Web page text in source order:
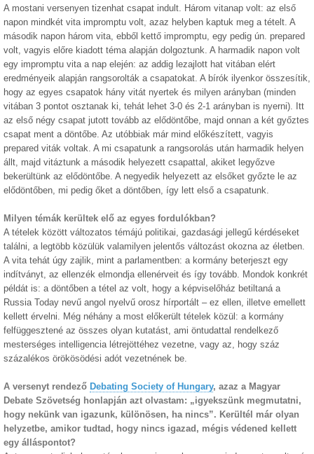
A mostani versenyen tizenhat csapat indult. Három vitanap volt: az első
napon mindkét vita impromptu volt, azaz helyben kaptuk meg a tételt. A
második napon három vita, ebből kettő impromptu, egy pedig ún. prepared
volt, vagyis előre kiadott téma alapján dolgoztunk. A harmadik napon volt
egy impromptu vita a nap elején: az addig lezajlott hat vitában elért
eredményeik alapján rangsorolták a csapatokat. A bírók ilyenkor összesítik,
hogy az egyes csapatok hány vitát nyertek és milyen arányban (minden
vitában 3 pontot osztanak ki, tehát lehet 3-0 és 2-1 arányban is nyerni). Itt
az első négy csapat jutott tovább az elődöntőbe, majd onnan a két győztes
csapat ment a döntőbe. Az utóbbiak már mind előkészített, vagyis
prepared viták voltak. A mi csapatunk a rangsorolás után harmadik helyen
állt, majd vitáztunk a második helyezett csapattal, akiket legyőzve
bekerültünk az elődöntőbe. A negyedik helyezett az elsőket győzte le az
elődöntőben, mi pedig őket a döntőben, így lett első a csapatunk.
Milyen témák kerültek elő az egyes fordulókban?
A tételek között változatos témájú politikai, gazdasági jellegű kérdéseket
találni, a legtöbb közülük valamilyen jelentős változást okozna az életben.
A vita tehát úgy zajlik, mint a parlamentben: a kormány beterjeszt egy
indítványt, az ellenzék elmondja ellenérveit és így tovább. Mondok konkrét
példát is: a döntőben a tétel az volt, hogy a képviselőház betiltaná a
Russia Today nevű angol nyelvű orosz hírportált – ez ellen, illetve emellett
kellett érvelni. Még néhány a most előkerült tételek közül: a kormány
felfüggesztené az összes olyan kutatást, ami öntudattal rendelkező
mesterséges intelligencia létrejöttéhez vezetne, vagy az, hogy száz
százalékos örökösödési adót vezetnének be.
A versenyt rendező Debating Society of Hungary, azaz a Magyar
Debate Szövetség honlapján azt olvastam: „igyekszünk megmutatni,
hogy nekünk van igazunk, különösen, ha nincs”. Kerültél már olyan
helyzetbe, amikor tudtad, hogy nincs igazad, mégis védened kellett
egy álláspontot?